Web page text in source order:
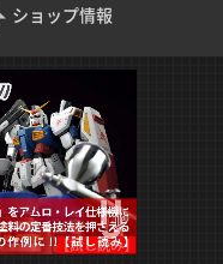
ショップ情報